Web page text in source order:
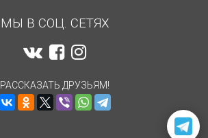
МЫ В СОЦ. СЕТЯХ
РАССКАЗАТЬ ДРУЗЬЯМ!